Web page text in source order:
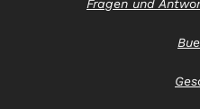
Fragen und